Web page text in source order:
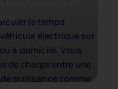
le temps
électrique sur
à domicile. Vous
de charge entre une
puissance comme